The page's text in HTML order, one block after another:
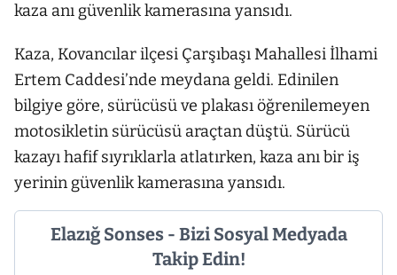
kaza anı güvenlik kamerasına yansıdı.
Kaza, Kovancılar ilçesi Çarşıbaşı Mahallesi İlhami
Ertem Caddesi’nde meydana geldi. Edinilen
bilgiye göre, sürücüsü ve plakası öğrenilemeyen
motosikletin sürücüsü araçtan düştü. Sürücü
kazayı hafif sıyrıklarla atlatırken, kaza anı bir iş
yerinin güvenlik kamerasına yansıdı.
Elazığ Sonses - Bizi Sosyal Medyada
Takip Edin!